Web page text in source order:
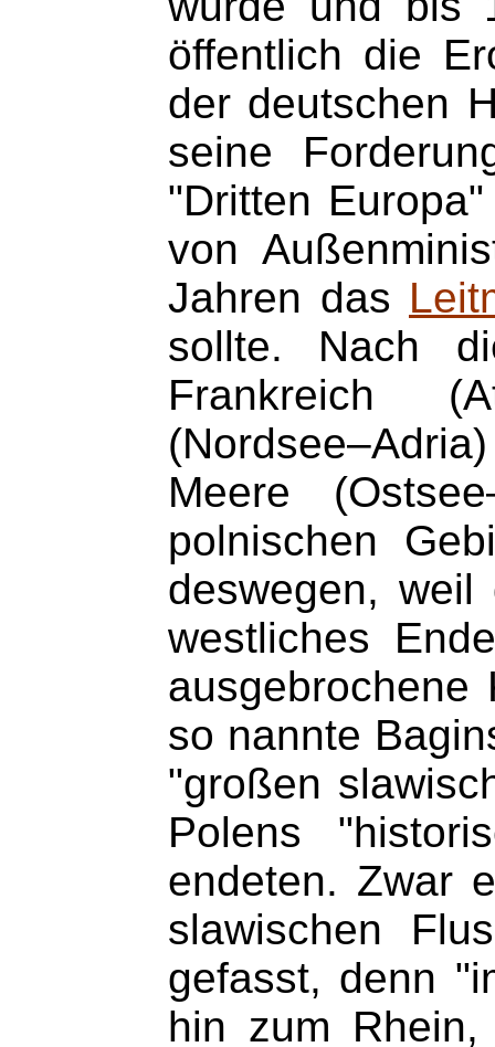
öffentlich die
der deutschen
seine
"Dritten
von
Jahren das
sollte. Nach
Frankreich
Meere
polnischen
deswegen,
westliches
ausgebrochene
so nannte
"großen
Polens
endeten. Zwar
slawischen
gefasst, denn
hin zum Rhein,